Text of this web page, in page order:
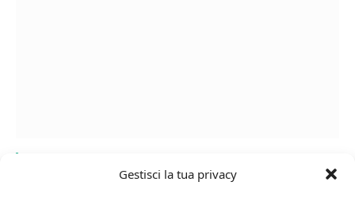
Gestisci la tua privacy
Bottiglia Numerata, Produzione Limitata, 750 Ml